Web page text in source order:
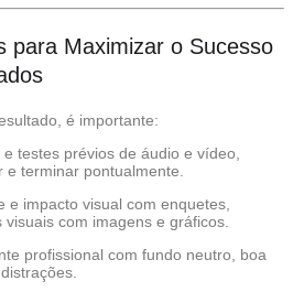
para Maximizar o Sucesso
é importante:
testes prévios de áudio e vídeo,
e terminar pontualmente.
e impacto visual com enquetes,
com imagens e gráficos.
profissional com fundo neutro, boa